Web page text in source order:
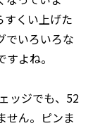
すくい上げた
でいろいろな
よね。
ッジでも、52
せん。ピンま